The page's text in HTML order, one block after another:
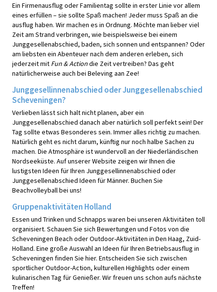
Ein Firmenausflug oder Familientag sollte in erster Linie vor allem
eines erfüllen – sie sollte Spaß machen! Jeder muss Spaß an die
ausflug haben. Wir machen es in Ordnung. Möchte man lieber viel
Zeit am Strand verbringen, wie beispielsweise bei einem
Junggesellenabschied, baden, sich sonnen und entspannen? Oder
am liebsten ein Abenteuer nach dem anderen erleben, sich
jederzeit mit Fun & Actiondie Zeit vertreiben? Das geht
natürlicherweise auch bei Beleving aan Zee!
Junggesellinnenabschied oder Junggesellenabschied
Scheveningen?
Verlieben lässt sich halt nicht planen, aber ein
Junggesellenabschied danach aber natürlich soll perfekt sein! Der
Tag sollte etwas Besonderes sein. Immer alles richtig zu machen.
Natürlich geht es nicht darum, künftig nur noch halbe Sachen zu
machen. Die Atmosphäre ist wundervoll an der Niederländischen
Nordseeküste. Auf unserer Website zeigen wir Ihnen die
lustigsten Ideen für Ihren Junggesellinnenabschied oder
Junggesellenabschied Ideen für Männer. Buchen Sie
Beachvolleyball bei uns!
Gruppenaktivitäten Holland
Essen und Trinken und Schnapps waren bei unseren Aktivitäten toll
organisiert. Schauen Sie sich Bewertungen und Fotos von die
Scheveningen Beach oder Outdoor-Aktivitäten in Den Haag, Zuid-
Holland. Eine große Auswahl an Ideen für Ihren Betriebsausflug in
Scheveningen finden Sie hier. Entscheiden Sie sich zwischen
sportlicher Outdoor-Action, kulturellen Highlights oder einem
kulinarischen Tag für Genießer. Wir freuen uns schon aufs nächste
Treffen!